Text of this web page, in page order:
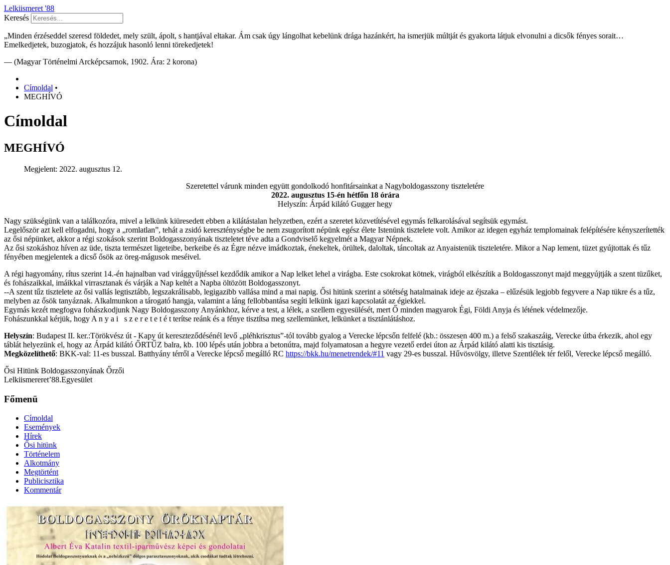
Lelkiismeret '88
Keresés
„Minden érzéseddel szeresd földedet, mely szült, ápolt, s hantjával eltakar. Ám csak úgy lángolhat kebelünk drága hazánkért, ha ismerjük múltját és gyakorta látjuk elvonulni a dicsők fényes sorait…
Emelkedjetek, buzogjatok, és hozzájuk hasonló lenni törekedjetek!
— (Magyar Történelmi Arcképcsarnok, 1902. Ára: 2 korona)
Címoldal •
MEGHÍVÓ
Címoldal
MEGHÍVÓ
Megjelent: 2022. augusztus 12.
Szeretettel várunk minden együtt gondolkodó honfitársainkat a Nagyboldogasszony tiszteletére
2022. augusztus 15-én hétfőn 18 órára
Helyszín: Árpád kilátó Gugger hegy
Nagy szükségünk van a találkozóra, mivel a lelkünk kiüresedett ebben a kilátástalan helyzetben, ezért a szeretet közvetítésével egymás felkarolásával segítsük egymást.
Legelőször azt kell elfogadni, hogy a „romlatlan”, tehát a zsidó kereszténységbe be nem zsugorított népünk egész élete Istenünk tisztelete volt. Amikor az idegen egyház templomainak felépítésére kényszerítették
az ősi népünket, akkor a régi szokások szerint Boldogasszonyának tiszteletet téve adta a Gondviselő kegyelmét a Magyar Népnek.
Az ősi szokáshoz híven az üde, tiszta természet ligeteibe, berkeibe és az Égre nézve imádkoztak, énekeltek, örültek, daloltak, táncoltak az Anyaistenük tiszteletére. Mikor a Nap lement, tüzet gyújtottak és tűz
fényében megjelentek a dicső ősök az öreg-mágusok meséivel.
A régi hagyomány, rítus szerint 14.-én hajnalban vad virággyűjtéssel kezdődik amikor a Nap lelket lehel a virágba. Este csokrokat kötnek, virágból elkészítik a Boldogasszonyt majd meggyújtják a szent tüzűket,
és fohászaikkal, imáikkal virrasztanak és várják a Nap keltét a Napba öltözött Boldogasszonyt.
--A szent tűz tisztelete az ősi vallás legtisztább, legszakrálisabb, legigazibb vallása mind a mai napig. Ősi hitünk szerint a sötétség hatalmainak ideje az éjszaka – elűzésük legjobb fegyvere a Nap tükre és a tűz,
melyben az ősök tanyáznak. Alkalmunkon a tárogató hangja, valamint a láng fellobbantása segíti lelkünk igazi kapcsolatát az égiekkel.
Egymás kezét megfogva fohászkodjunk Nagy Boldogasszony Anyánkhoz, kérve a test, a lélek, a szellem egyesülését, mert Ő minden magyarok Égi, Földi Anyja és létének védelmezője.
Fohászunkkal kérjük, hogy A n y a i s z e r e t e t é t terítse reánk és a fénye tisztítsa meg szellemünket, lelkünket a tisztánlátáshoz.
Helyszín: Budapest II. ker.:Törökvész út - Kapy út kereszteződésénél levő „pléhkrisztus”-tól tovább gyalog a Verecke lépcsőn felfelé (kb.: összesen 400 m.) a felső szakaszáig, Verecke útba érkezik, ahol egy
táblát helyezünk el, hogy az Árpád kilátó ŐRTŰZ balra, kb. 100 lépés után jobbra a betonútra, majd folyamatosan a hegyre vezető erdei úton az Árpád kilátó alatti kis tisztásig.
Megközelíthető: BKK-val: 11-es busszal. Batthyány térről a Verecke lépcső megálló RC https://bkk.hu/menetrendek/#11 vagy 29-es busszal. Hűvösvölgy, illetve Szentlélek tér felől, Verecke lépcső megálló.
Ősi Hitünk Boldogasszonyának Őrzői
Lelkiismereret’88.Egyesület
Főmenü
Címoldal
Események
Hírek
Ősi hitünk
Történelem
Alkotmány
Megtörtént
Publicisztika
Kommentár